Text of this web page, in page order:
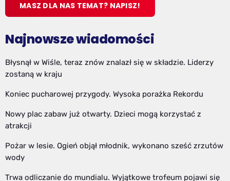
MASZ DLA NAS TEMAT? NAPISZ!
Najnowsze wiadomości
Błysnął w Wiśle, teraz znów znalazł się w składzie. Liderzy
zostaną w kraju
Koniec pucharowej przygody. Wysoka porażka Rekordu
Nowy plac zabaw już otwarty. Dzieci mogą korzystać z
atrakcji
Pożar w lesie. Ogień objął młodnik, wykonano sześć zrzutów
wody
Trwa odliczanie do mundialu. Wyjątkowe trofeum pojawi się